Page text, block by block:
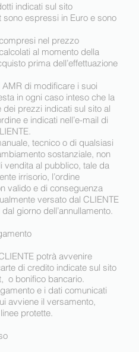
indicati sul sito
sono espressi in Euro e sono
nel prezzo
al momento della
prima dell’effettuazione
di modificare i suoi
in ogni caso inteso che la
prezzi indicati sul sito al
e indicati nell’e-mail di
tecnico o di qualsiasi
sostanziale, non
vendita al pubblico, tale da
irrisorio, l’ordine
valido e di conseguenza
versato dal CLIENTE
giorno dell’annullamento.
potrà avvenire
di credito indicate sul sito
, o bonifico bancario.
e i dati comunicati
avviene il versamento,
protette.